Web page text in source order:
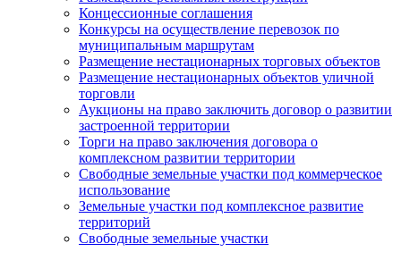
Концессионные соглашения
Конкурсы на осуществление перевозок по
муниципальным маршрутам
Размещение нестационарных торговых объектов
Размещение нестационарных объектов уличной
торговли
Аукционы на право заключить договор о развитии
застроенной территории
Торги на право заключения договора о
комплексном развитии территории
Свободные земельные участки под коммерческое
использование
Земельные участки под комплексное развитие
территорий
Свободные земельные участки